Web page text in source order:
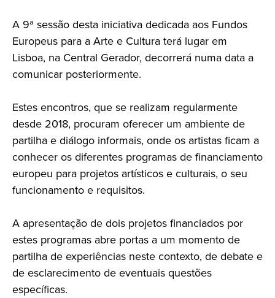
A 9ª sessão desta iniciativa dedicada aos Fundos
Europeus para a Arte e Cultura terá lugar em
Lisboa, na Central Gerador, decorrerá numa data a
comunicar posteriormente.
Estes encontros, que se realizam regularmente
desde 2018, procuram oferecer um ambiente de
partilha e diálogo informais, onde os artistas ficam a
conhecer os diferentes programas de financiamento
europeu para projetos artísticos e culturais, o seu
funcionamento e requisitos.
A apresentação de dois projetos financiados por
estes programas abre portas a um momento de
partilha de experiências neste contexto, de debate e
de esclarecimento de eventuais questões
específicas.